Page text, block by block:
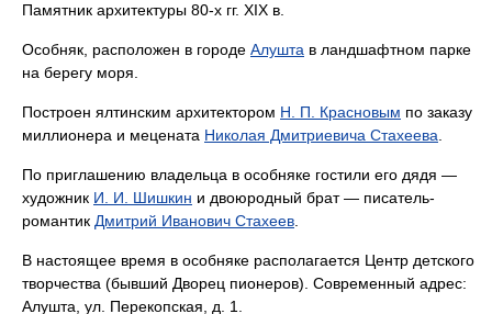
Памятник архитектуры 80-х гг. XIX в.
Особняк, расположен в городе Алушта в ландшафтном парке
на берегу моря.
Построен ялтинским архитектором Н. П. Красновым по заказу
миллионера и мецената Николая Дмитриевича Стахеева
По приглашению владельца в особняке гостили его дядя —
художник И. И. Шишкин и двоюродный брат — писатель-
романтик Дмитрий Иванович Стахеев
В настоящее время в особняке располагается Центр детского
творчества (бывший Дворец пионеров). Современный адрес:
Алушта, ул. Перекопская, д. 1.